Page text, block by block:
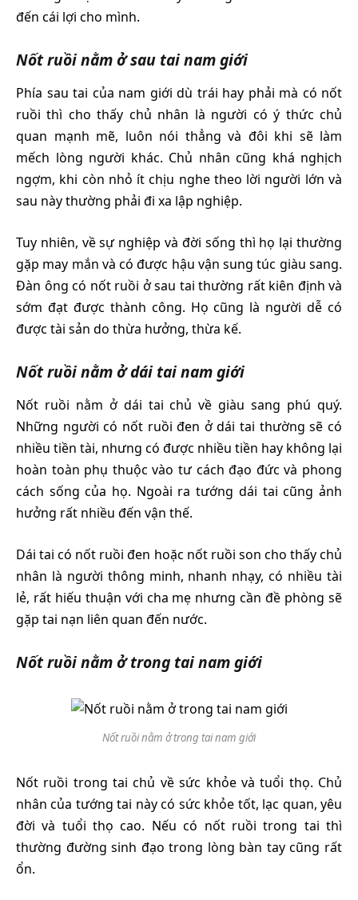
đến cái lợi cho mình.
Nốt ruồi nằm ở sau tai nam giới
Phía sau tai của nam giới dù trái hay phải mà có nốt
ruồi thì cho thấy chủ nhân là người có ý thức chủ
quan mạnh mẽ, luôn nói thẳng và đôi khi sẽ làm
mếch lòng người khác. Chủ nhân cũng khá nghịch
ngợm, khi còn nhỏ ít chịu nghe theo lời người lớn và
sau này thường phải đi xa lập nghiệp.
Tuy nhiên, về sự nghiệp và đời sống thì họ lại thường
gặp may mắn và có được hậu vận sung túc giàu sang.
Đàn ông có nốt ruồi ở sau tai thường rất kiên định và
sớm đạt được thành công. Họ cũng là người dễ có
được tài sản do thừa hưởng, thừa kế.
Nốt ruồi nằm ở dái tai nam giới
Nốt ruồi nằm ở dái tai chủ về giàu sang phú quý.
Những người có nốt ruồi đen ở dái tai thường sẽ có
nhiều tiền tài, nhưng có được nhiều tiền hay không lại
hoàn toàn phụ thuộc vào tư cách đạo đức và phong
cách sống của họ. Ngoài ra tướng dái tai cũng ảnh
hưởng rất nhiều đến vận thế.
Dái tai có nốt ruồi đen hoặc nốt ruồi son cho thấy chủ
nhân là người thông minh, nhanh nhạy, có nhiều tài
lẻ, rất hiếu thuận với cha mẹ nhưng cần đề phòng sẽ
gặp tai nạn liên quan đến nước.
Nốt ruồi nằm ở trong tai nam giới
Nốt ruồi nằm ở trong tai nam giới
Nốt ruồi trong tai chủ về sức khỏe và tuổi thọ. Chủ
nhân của tướng tai này có sức khỏe tốt, lạc quan, yêu
đời và tuổi thọ cao. Nếu có nốt ruồi trong tai thì
thường đường sinh đạo trong lòng bàn tay cũng rất
ổn.